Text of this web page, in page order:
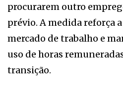
procurarem outro
prévio. A medida reforça
mercado de trabalho e
uso de horas
transição.